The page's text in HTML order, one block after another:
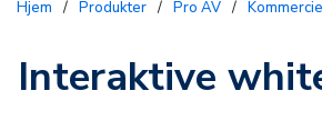
Hjem / Produkter / Pro AV /
Interaktive